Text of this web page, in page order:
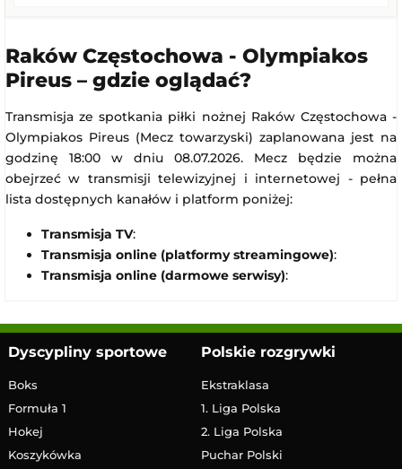
Raków Częstochowa - Olympiakos
Pireus – gdzie oglądać?
Transmisja ze spotkania piłki nożnej Raków Częstochowa -
Olympiakos Pireus (Mecz towarzyski) zaplanowana jest na
godzinę 18:00 w dniu 08.07.2026. Mecz będzie można
obejrzeć w transmisji telewizyjnej i internetowej - pełna
lista dostępnych kanałów i platform poniżej:
Transmisja TV:
Transmisja online (platformy streamingowe):
Transmisja online (darmowe serwisy):
Dyscypliny sportowe
Boks
Formuła 1
Hokej
Koszykówka
Polskie rozgrywki
Ekstraklasa
1. Liga Polska
2. Liga Polska
Puchar Polski